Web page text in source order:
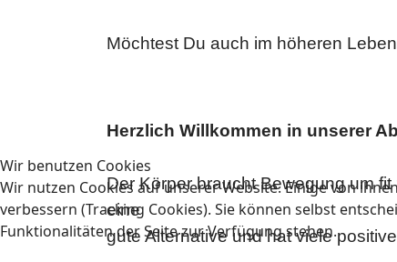
Möchtest Du auch im höheren
Herzlich Willkommen in unserer
Der Körper braucht Bewegung um
eine
gute Alternative und hat viele
Wir benutzen Cookies
Wir nutzen Cookies auf unserer Website. Einige von
verbessern (Tracking Cookies). Sie können selbst
Funktionalitäten der Seite zur Verfügung stehen.